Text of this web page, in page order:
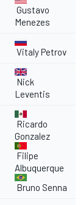
Gustavo
Menezes
Vitaly Petrov
Nick
Leventis
Ricardo
Gonzalez
Filipe
Albuquerque
Bruno Senna